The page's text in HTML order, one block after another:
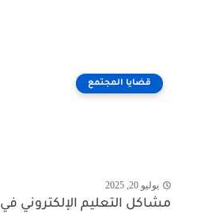
قضايا المجتمع
يوليو 20, 2025
مشاكل التعليم الإلكتروني في